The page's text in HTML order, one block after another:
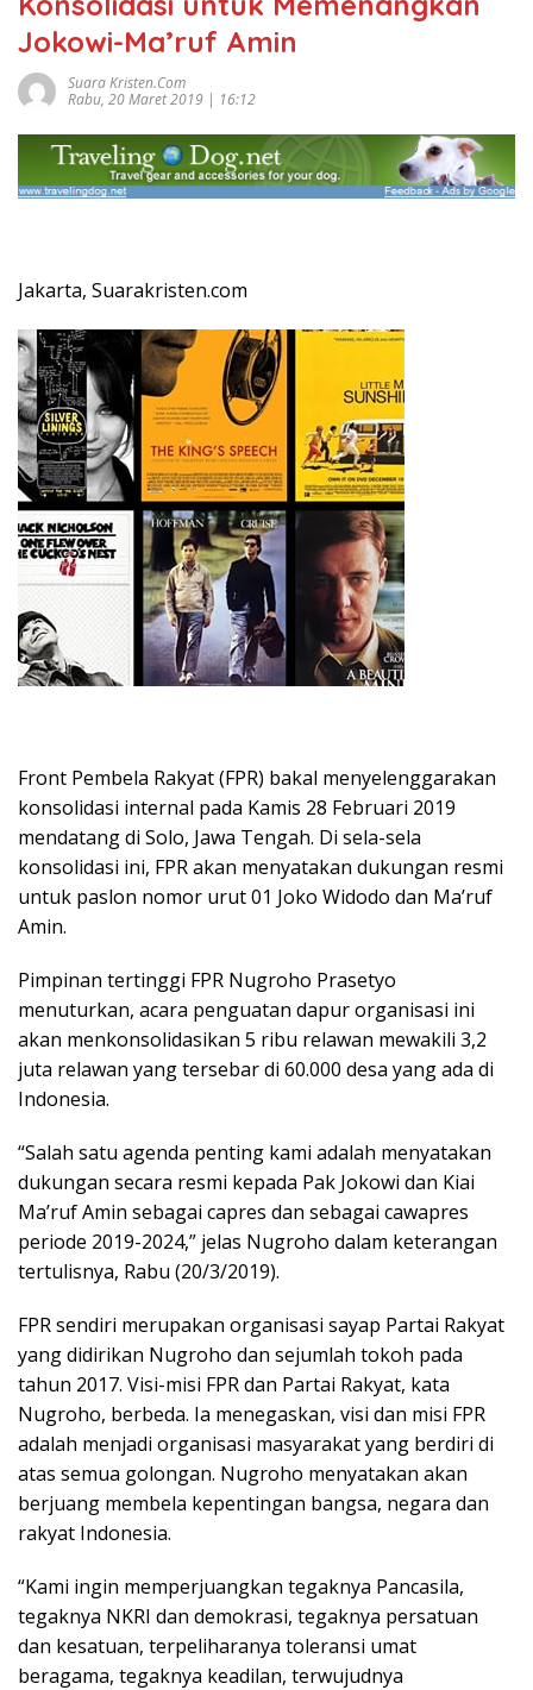
Jokowi-Ma’ruf Amin
Suara Kristen.com
Rabu, 20 Maret 2019 | 16:12
Jakarta, Suarakristen.com
Front Pembela Rakyat (FPR) bakal menyelenggarakan
konsolidasi internal pada Kamis 28 Februari 2019
mendatang di Solo, Jawa Tengah. Di sela-sela
konsolidasi ini, FPR akan menyatakan dukungan resmi
untuk paslon nomor urut 01 Joko Widodo dan Ma’ruf
Amin.
Pimpinan tertinggi FPR Nugroho Prasetyo
menuturkan, acara penguatan dapur organisasi ini
akan menkonsolidasikan 5 ribu relawan mewakili 3,2
juta relawan yang tersebar di 60.000 desa yang ada di
Indonesia.
“Salah satu agenda penting kami adalah menyatakan
dukungan secara resmi kepada Pak Jokowi dan Kiai
Ma’ruf Amin sebagai capres dan sebagai cawapres
periode 2019-2024,” jelas Nugroho dalam keterangan
tertulisnya, Rabu (20/3/2019).
FPR sendiri merupakan organisasi sayap Partai Rakyat
yang didirikan Nugroho dan sejumlah tokoh pada
tahun 2017. Visi-misi FPR dan Partai Rakyat, kata
Nugroho, berbeda. Ia menegaskan, visi dan misi FPR
adalah menjadi organisasi masyarakat yang berdiri di
atas semua golongan. Nugroho menyatakan akan
berjuang membela kepentingan bangsa, negara dan
rakyat Indonesia.
“Kami ingin memperjuangkan tegaknya Pancasila,
tegaknya NKRI dan demokrasi, tegaknya persatuan
dan kesatuan, terpeliharanya toleransi umat
beragama, tegaknya keadilan, terwujudnya